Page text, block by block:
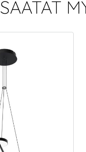
SAATAT